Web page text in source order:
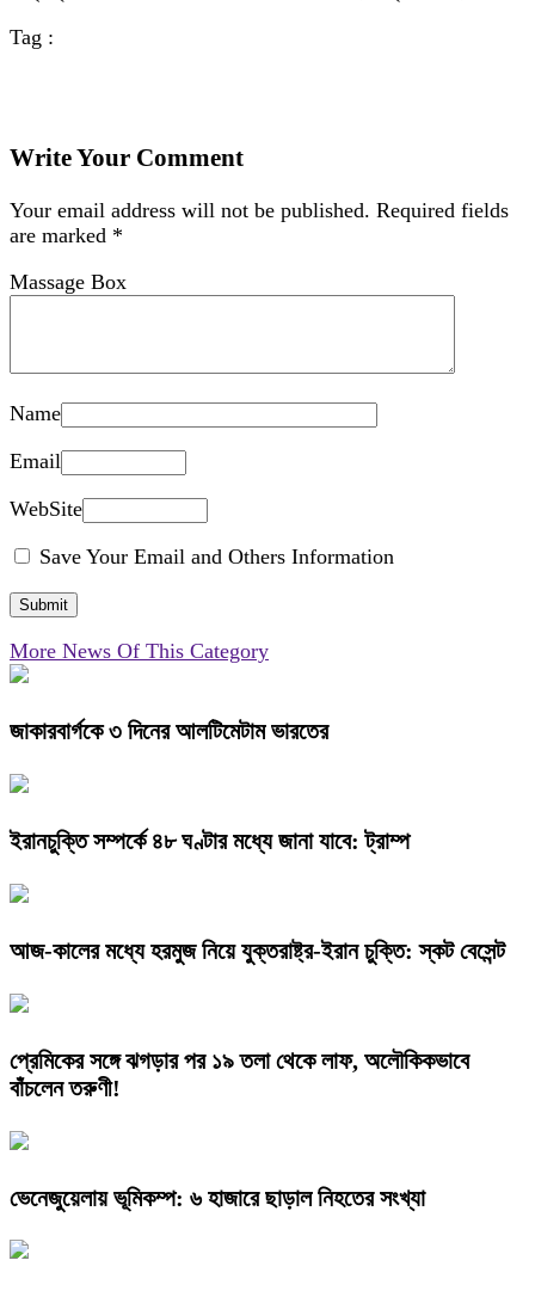
Tag :
Write Your Comment
Your email address will not be published. Required fields
are marked *
Massage Box
Name
Email
WebSite
Save Your Email and Others Information
More News Of This Category
জাকারবার্গকে ৩ দিনের আলটিমেটাম ভারতের
ইরানচুক্তি সম্পর্কে ৪৮ ঘণ্টার মধ্যে জানা যাবে: ট্রাম্প
আজ-কালের মধ্যে হরমুজ নিয়ে যুক্তরাষ্ট্র-ইরান চুক্তি: স্কট বেসেন্ট
প্রেমিকের সঙ্গে ঝগড়ার পর ১৯ তলা থেকে লাফ, অলৌকিকভাবে
বাঁচলেন তরুণী!
ভেনেজুয়েলায় ভূমিকম্প: ৬ হাজারে ছাড়াল নিহতের সংখ্যা